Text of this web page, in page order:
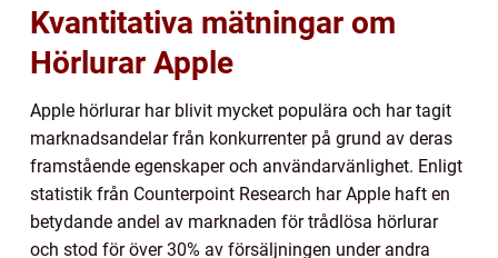
Kvantitativa mätningar om
Hörlurar Apple
Apple hörlurar har blivit mycket populära och har tagit
marknadsandelar från konkurrenter på grund av deras
framstående egenskaper och användarvänlighet. Enligt
statistik från Counterpoint Research har Apple haft en
betydande andel av marknaden för trådlösa hörlurar
och stod för över 30% av försäljningen under andra